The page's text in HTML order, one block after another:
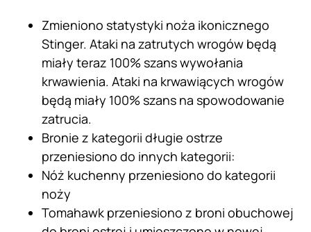
Zmieniono statystyki noża ikonicznego
Stinger. Ataki na zatrutych wrogów będą
miały teraz 100% szans wywołania
krwawienia. Ataki na krwawiących wrogów
będą miały 100% szans na spowodowanie
zatrucia.
Bronie z kategorii długie ostrze
przeniesiono do innych kategorii:
Nóż kuchenny przeniesiono do kategorii
noży
Tomahawk przeniesiono z broni obuchowej